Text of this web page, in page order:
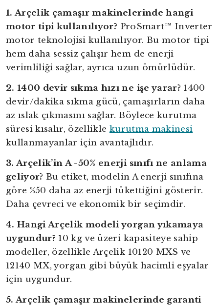
1. Arçelik çamaşır makinelerinde hangi
motor tipi kullanılıyor? ProSmart™ Inverter
motor teknolojisi kullanılıyor. Bu motor tipi
hem daha sessiz çalışır hem de enerji
verimliliği sağlar, ayrıca uzun ömürlüdür.
2. 1400 devir sıkma hızı ne işe yarar? 1400
devir/dakika sıkma gücü, çamaşırların daha
az ıslak çıkmasını sağlar. Böylece kurutma
süresi kısalır, özellikle kurutma makinesi
kullanmayanlar için avantajlıdır.
3. Arçelik’in A -50% enerji sınıfı ne anlama
geliyor? Bu etiket, modelin A enerji sınıfına
göre %50 daha az enerji tükettiğini gösterir.
Daha çevreci ve ekonomik bir seçimdir.
4. Hangi Arçelik modeli yorgan yıkamaya
uygundur? 10 kg ve üzeri kapasiteye sahip
modeller, özellikle Arçelik 10120 MXS ve
12140 MX, yorgan gibi büyük hacimli eşyalar
için uygundur.
5. Arçelik çamaşır makinelerinde garanti